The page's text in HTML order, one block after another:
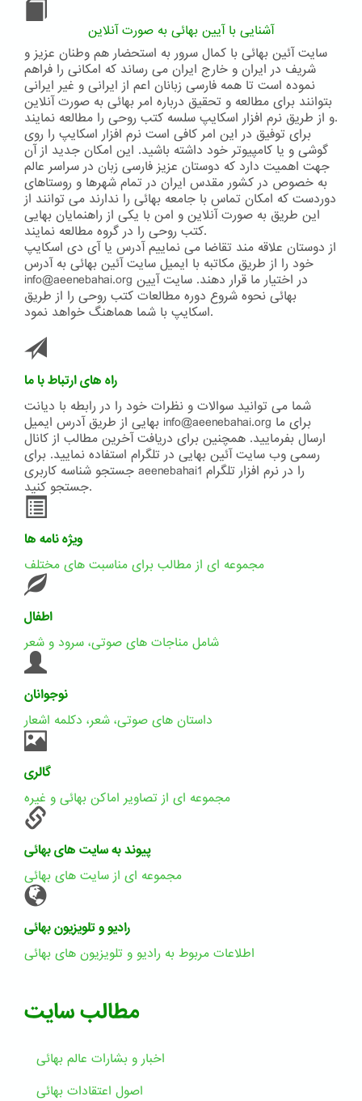
آشنایی با آیین بهائی به صورت آنلاین
سایت آئین بهائی با کمال سرور به استحضار هم وطنان عزیز و
شریف در ایران و خارج ایران می رساند که امکانی را فراهم
نموده است تا همه فارسی زبانان اعم از ایرانی و غیر ایرانی
بتوانند برای مطالعه و تحقیق درباره امر بهائی به صورت آنلاین
و از طریق نرم افزار اسکایپ سلسه کتب روحی را مطالعه نمایند.
برای توفیق در این امر کافی است نرم افزار اسکایپ را روی
گوشی و یا کامپیوتر خود داشته باشید. این امکان جدید از آن
جهت اهمیت دارد که دوستان عزیز فارسی زبان در سراسر عالم
به خصوص در کشور مقدس ایران در تمام شهرها و روستاهای
دوردست که امکان تماس با جامعه بهائی را ندارند می توانند از
این طریق به صورت آنلاین و امن با یکی از راهنمایان بهایی
کتب روحی را در گروه مطالعه نمایند.
از دوستان علاقه مند تقاضا می نماییم آدرس یا آی دی اسکایپ
خود را از طریق مکاتبه با ایمیل سایت آئین بهائی به آدرس
info@aeenebahai.org در اختیار ما قرار دهند. سایت آیین
بهائی نحوه شروع دوره مطالعات کتب روحی را از طریق
اسکایپ با شما هماهنگ خواهد نمود.
راه های ارتباط با ما
شما می توانید سوالات و نظرات خود را در رابطه با دیانت
بهایی از طریق آدرس ایمیل info@aeenebahai.org برای ما
ارسال بفرمایید. همچنین برای دریافت آخرین مطالب از کانال
رسمی وب سایت آئین بهایی در تلگرام استفاده نمایید. برای
جستجو شناسه کاربری aeenebahai1 را در نرم افزار تلگرام
جستجو کنید.
ویژه نامه ها
مجموعه ای از مطالب برای مناسبت های مختلف
اطفال
شامل مناجات های صوتی، سرود و شعر
نوجوانان
داستان های صوتی، شعر، دکلمه اشعار
گالری
مجموعه ای از تصاویر اماکن بهائی و غیره
پیوند به سایت های بهائی
مجموعه ای از سایت های بهائی
رادیو و تلویزیون بهائی
اطلاعات مربوط به رادیو و تلویزیون های بهائی
مطالب سایت
اخبار و بشارات عالم بهائى
اصول اعتقادات بهائی